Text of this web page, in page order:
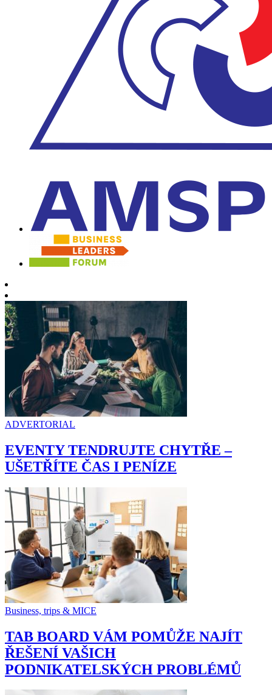
ADVERTORIAL
EVENTY TENDRUJTE CHYTŘE –
UŠETŘÍTE ČAS I PENÍZE
Business, trips & MICE
TAB BOARD VÁM POMŮŽE NAJÍT
ŘEŠENÍ VAŠICH
PODNIKATELSKÝCH PROBLÉMŮ